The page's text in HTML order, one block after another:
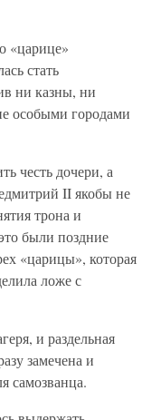
«царице»
стать
ни казны, ни
особыми городами
честь дочери, а
II якобы не
трона и
были поздние
«царицы», которая
ложе с
и раздельная
замечена и
самозванца.